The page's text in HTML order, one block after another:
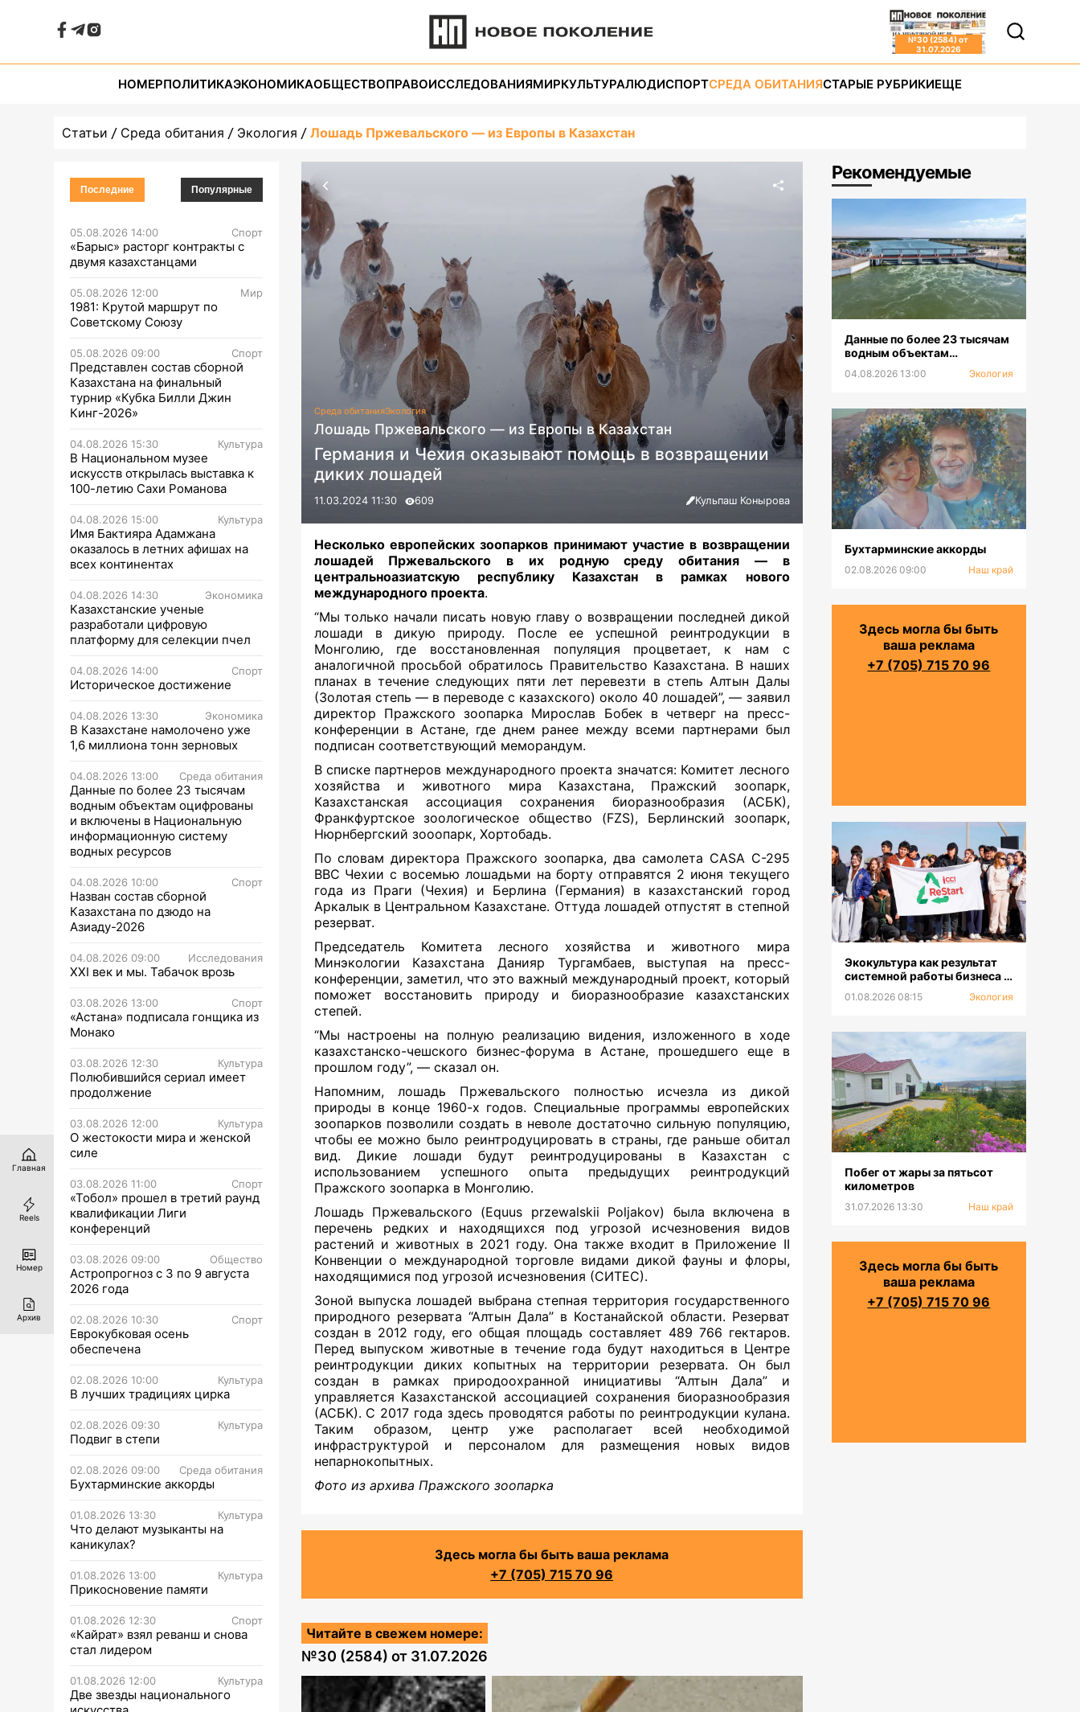
№30 (2584) от
31.07.2026
НОМЕРПОЛИТИКАЭКОНОМИКАОБЩЕСТВОПРАВОИССЛЕДОВАНИЯМИРКУЛЬТУРАЛЮДИСПОРТСРЕДА ОБИТАНИЯСТАРЫЕ РУБРИКИЕЩЕ
Статьи Среда обитания Экология Лошадь Пржевальского — из Европы в Казахстан
Последние Популярные
05.08.2026 14:00 Спорт
«Барыс» расторг контракты с
двумя казахстанцами
05.08.2026 12:00 Мир
1981: Крутой маршрут по
Советскому Союзу
05.08.2026 09:00 Спорт
Представлен состав сборной
Казахстана на финальный
турнир «Кубка Билли Джин
Кинг-2026»
04.08.2026 15:30 Культура
В Национальном музее
искусств открылась выставка к
100-летию Сахи Романова
04.08.2026 15:00 Культура
Имя Бактияра Адамжана
оказалось в летних афишах на
всех континентах
04.08.2026 14:30 Экономика
Казахстанские ученые
разработали цифровую
платформу для селекции пчел
04.08.2026 14:00 Спорт
Историческое достижение
04.08.2026 13:30 Экономика
В Казахстане намолочено уже
1,6 миллиона тонн зерновых
04.08.2026 13:00 Среда обитания
Данные по более 23 тысячам
водным объектам оцифрованы
и включены в Национальную
информационную систему
водных ресурсов
04.08.2026 10:00 Спорт
Назван состав сборной
Казахстана по дзюдо на
Азиаду-2026
04.08.2026 09:00 Исследования
XXI век и мы. Табачок врозь
03.08.2026 13:00 Спорт
«Астана» подписала гонщика из
Монако
03.08.2026 12:30 Культура
Полюбившийся сериал имеет
продолжение
03.08.2026 12:00 Культура
О жестокости мира и женской
силе
03.08.2026 11:00 Спорт
«Тобол» прошел в третий раунд
квалификации Лиги
конференций
03.08.2026 09:00 Общество
Астропрогноз с 3 по 9 августа
2026 года
02.08.2026 10:30 Спорт
Еврокубковая осень
обеспечена
02.08.2026 10:00 Культура
В лучших традициях цирка
02.08.2026 09:30 Культура
Подвиг в степи
02.08.2026 09:00 Среда обитания
Бухтарминские аккорды
01.08.2026 13:30 Культура
Что делают музыканты на
каникулах?
01.08.2026 13:00 Культура
Прикосновение памяти
01.08.2026 12:30 Спорт
«Кайрат» взял реванш и снова
стал лидером
01.08.2026 12:00 Культура
Две звезды национального
Среда обитанияЭкология
Лошадь Пржевальского — из Европы в Казахстан
Германия и Чехия оказывают помощь в возвращении
диких лошадей
11.03.2024 11:30 609 Кульпаш Конырова
Несколько европейских зоопарков принимают участие в возвращении
лошадей Пржевальского в их родную среду обитания — в
центральноазиатскую республику Казахстан в рамках нового
международного проекта.
“Мы только начали писать новую главу о возвращении последней дикой
лошади в дикую природу. После ее успешной реинтродукции в
Монголию, где восстановленная популяция процветает, к нам с
аналогичной просьбой обратилось Правительство Казахстана. В наших
планах в течение следующих пяти лет перевезти в степь Алтын Далы
(Золотая степь — в переводе с казахского) около 40 лошадей”, — заявил
директор Пражского зоопарка Мирослав Бобек в четверг на пресс-
конференции в Астане, где днем ранее между всеми партнерами был
подписан соответствующий меморандум.
В списке партнеров международного проекта значатся: Комитет лесного
хозяйства и животного мира Казахстана, Пражский зоопарк,
Казахстанская ассоциация сохранения биоразнообразия (АСБК),
Франкфуртское зоологическое общество (FZS), Берлинский зоопарк,
Нюрнбергский зооопарк, Хортобадь.
По словам директора Пражского зоопарка, два самолета CASA C-295
ВВС Чехии с восемью лошадьми на борту отправятся 2 июня текущего
года из Праги (Чехия) и Берлина (Германия) в казахстанский город
Аркалык в Центральном Казахстане. Оттуда лошадей отпустят в степной
резерват.
Председатель Комитета лесного хозяйства и животного мира
Минэкологии Казахстана Данияр Тургамбаев, выступая на пресс-
конференции, заметил, что это важный международный проект, который
поможет восстановить природу и биоразнообразие казахстанских
степей.
“Мы настроены на полную реализацию видения, изложенного в ходе
казахстанско-чешского бизнес-форума в Астане, прошедшего еще в
прошлом году”, — сказал он.
Напомним, лошадь Пржевальского полностью исчезла из дикой
природы в конце 1960-х годов. Специальные программы европейских
зоопарков позволили создать в неволе достаточно сильную популяцию,
чтобы ее можно было реинтродуцировать в страны, где раньше обитал
вид. Дикие лошади будут реинтродуцированы в Казахстан с
использованием успешного опыта предыдущих реинтродукций
Пражского зоопарка в Монголию.
Лошадь Пржевальского (Equus przewalskii Poljakov) была включена в
перечень редких и находящихся под угрозой исчезновения видов
растений и животных в 2021 году. Она также входит в Приложение II
Конвенции о международной торговле видами дикой фауны и флоры,
находящимися под угрозой исчезновения (СИТЕС).
Зоной выпуска лошадей выбрана степная территория государственного
природного резервата “Алтын Дала” в Костанайской области. Резерват
создан в 2012 году, его общая площадь составляет 489 766 гектаров.
Перед выпуском животные в течение года будут находиться в Центре
реинтродукции диких копытных на территории резервата. Он был
создан в рамках природоохранной инициативы “Алтын Дала” и
управляется Казахстанской ассоциацией сохранения биоразнообразия
(АСБК). С 2017 года здесь проводятся работы по реинтродукции кулана.
Таким образом, центр уже располагает всей необходимой
инфраструктурой и персоналом для размещения новых видов
непарнокопытных.
Фото из архива Пражского зоопарка
Здесь могла бы быть ваша реклама
+7 (705) 715 70 96
Читайте в свежем номере:
№30 (2584) от 31.07.2026
Рекомендуемые
Данные по более 23 тысячам
водным объектам
Национальную
водных ресурсов
04.08.2026 13:00 Экология
Бухтарминские аккорды
02.08.2026 09:00 Наш край
Здесь могла бы быть
ваша реклама
+7 (705) 715 70 96
Экокультура как результат
системной работы бизнеса и
01.08.2026 08:15 Экология
Побег от жары за пятьсот
километров
31.07.2026 13:30 Наш край
Здесь могла бы быть
ваша реклама
+7 (705) 715 70 96
Главная
Reels
Номер
Архив